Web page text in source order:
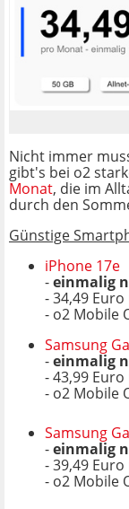
Nicht immer
gibt's bei o2
Monat, die im
durch den
Günstige
iPhone 17e
-einmalig
- 34,49
- o2 Mobile
Samsung
-einmalig
- 43,99
- o2 Mobile
Samsung
-einmalig
- 39,49
- o2 Mobile